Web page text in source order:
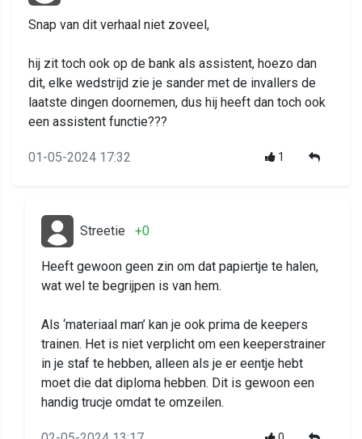
Snap van dit verhaal niet zoveel,
hij zit toch ook op de bank als assistent, hoezo dan
dit, elke wedstrijd zie je sander met de invallers de
laatste dingen doornemen, dus hij heeft dan toch ook
een assistent functie???
01-05-2024 17:32 1
Streetie +0
Heeft gewoon geen zin om dat papiertje te halen,
wat wel te begrijpen is van hem.
Als ‘materiaal man’ kan je ook prima de keepers
trainen. Het is niet verplicht om een keeperstrainer
in je staf te hebben, alleen als je er eentje hebt
moet die dat diploma hebben. Dit is gewoon een
handig trucje omdat te omzeilen.